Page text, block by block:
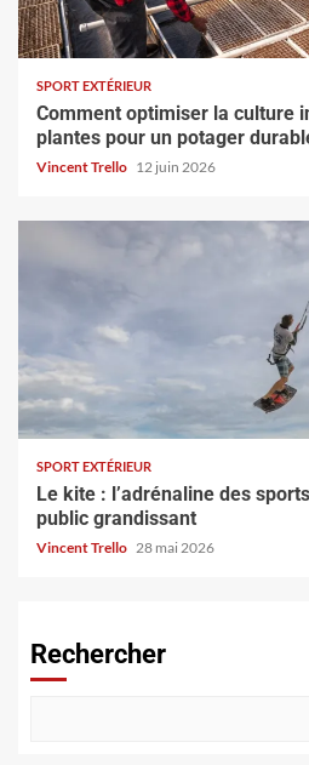
SPORT EXTÉRIEUR
Comment optimiser la culture
plantes pour un potager
Vincent Trello 12 juin 2026
SPORT EXTÉRIEUR
Le kite : l’adrénaline des
public grandissant
Vincent Trello 28 mai 2026
Rechercher